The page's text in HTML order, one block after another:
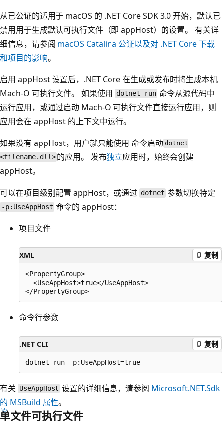
从已公证的适用于 macOS 的 .NET Core SDK 3.0 开始，默认已
禁用用于生成默认可执行文件（即 appHost）的设置。 有关详
细信息，请参阅 macOS Catalina 公证以及对 .NET Core 下载
和项目的影响。
启用 appHost 设置后，.NET Core 在生成或发布时将生成本机
Mach-O 可执行文件。 如果使用 dotnet run 命令从源代码中
运行应用，或通过启动 Mach-O 可执行文件直接运行应用，则
应用会在 appHost 的上下文中运行。
如果没有 appHost，用户就只能使用 命令启动 dotnet
<filename.dll> 的应用。 发布独立应用时，始终会创建
appHost。
可以在项目级别配置 appHost，或通过 dotnet 参数切换特定
-p:UseAppHost 命令的 appHost：
项目文件
XML 复制
<PropertyGroup>
  <UseAppHost>true</UseAppHost>
命令行参数
.NET CLI 复制
有关 UseAppHost 设置的详细信息，请参阅 Microsoft.NET.Sdk
的 MSBuild 属性。
单文件可执行文件